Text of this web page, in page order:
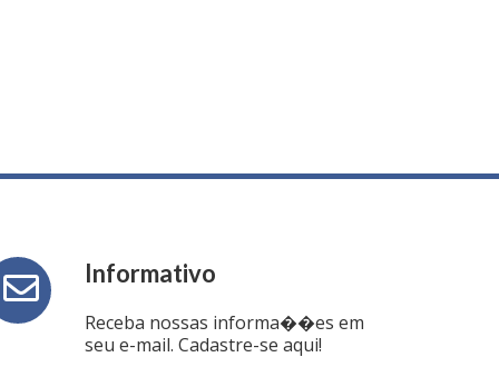
Informativo
Receba nossas informa��es em
seu e-mail. Cadastre-se aqui!